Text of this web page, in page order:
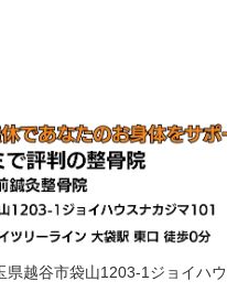
越谷市袋山1203-1ジョイハ